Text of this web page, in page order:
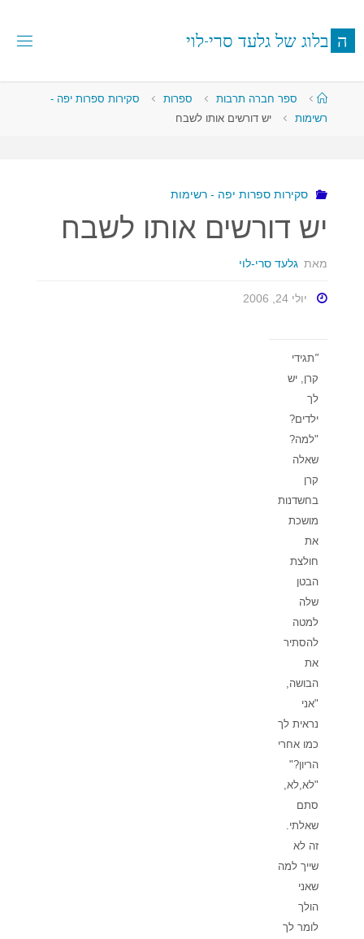
לתוכן
ה בלוג של גלעד סרי-לוי
עמוד
ראשי
ספר חברה תרבות ספרות
סקירות ספרות יפה -
רשימות
יש דורשים אותו לשבח
סקירות ספרות יפה - רשימות
יש דורשים אותו לשבח
מאת גלעד סרי-לוי
יולי 24, 2006
"תגידי
קרן, יש
לך
ילדים?
"למה?
שאלה
קרן
בחשדנות
מושכת
את
חולצת
הבטן
שלה
למטה
להסתיר
את
הבושה,
"אני
נראית לך
כמו אחרי
הריון?"
"לא,לא,
סתם
שאלתי.
זה לא
שייך למה
שאני
הולך
לומר לך